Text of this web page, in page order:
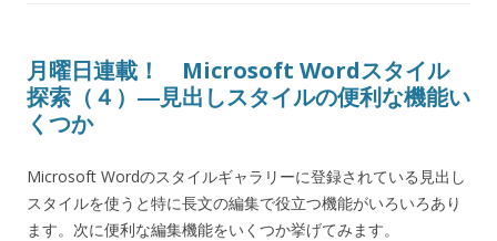
月曜日連載！ Microsoft Wordスタイル
探索（４）―見出しスタイルの便利な機能い
くつか
Microsoft Wordのスタイルギャラリーに登録されている見出し
スタイルを使うと特に長文の編集で役立つ機能がいろいろあり
ます。次に便利な編集機能をいくつか挙げてみます。